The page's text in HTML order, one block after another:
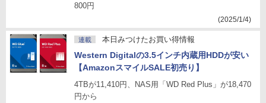
800円
(2025/1/4)
連載 本日みつけたお買い得情報
Western Digitalの3.5インチ内蔵用HDDが安い
【AmazonスマイルSALE初売り】
4TBが11,410円、NAS用「WD Red Plus」が18,470
円から